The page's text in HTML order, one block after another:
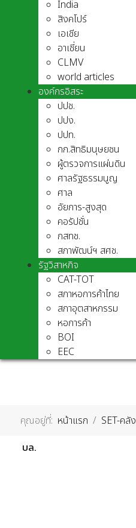
India
สิงคโปร์
เอเชีย
อาเชี่ยน
CLMV
world articles
องค์กรอิสระ
ปปช.
ปปง.
ปปท.
กก.สิทธิมนุษยชน
ผู้ตรวจการแผ่นดิน
ศาลรัฐธรรมนูญ
ศาล
อัยการ-สูงสุด
คอรัปชั่น
กสทช.
สภาพัฒน์ฯ สศช.
รัฐวิสาหกิจ
CAT-TOT
สภาหอการค้าไทย
สภาอุตสาหกรรม
หอการค้า
BOI
EEC
คุณอยู่ที่: หน้าแรก SET-คลัง
บล.